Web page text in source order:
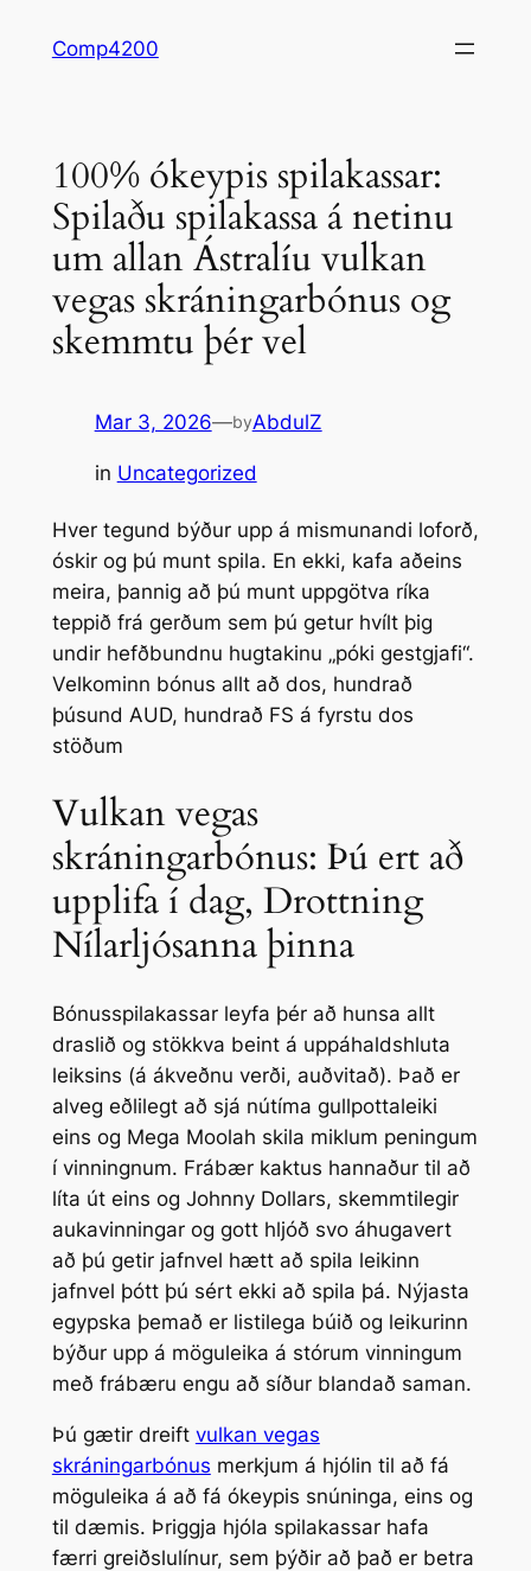
Comp4200
100% ókeypis spilakassar:
Spilaðu spilakassa á netinu
um allan Ástralíu vulkan
vegas skráningarbónus og
skemmtu þér vel
Mar 3, 2026—byAbdulZ
in Uncategorized
Hver tegund býður upp á mismunandi loforð,
óskir og þú munt spila. En ekki, kafa aðeins
meira, þannig að þú munt uppgötva ríka
teppið frá gerðum sem þú getur hvílt þig
undir hefðbundnu hugtakinu „póki gestgjafi“.
Velkominn bónus allt að dos, hundrað
þúsund AUD, hundrað FS á fyrstu dos
stöðum
Vulkan vegas
skráningarbónus: Þú ert að
upplifa í dag, Drottning
Nílarljósanna þinna
Bónusspilakassar leyfa þér að hunsa allt
draslið og stökkva beint á uppáhaldshluta
leiksins (á ákveðnu verði, auðvitað). Það er
alveg eðlilegt að sjá nútíma gullpottaleiki
eins og Mega Moolah skila miklum peningum
í vinningnum. Frábær kaktus hannaður til að
líta út eins og Johnny Dollars, skemmtilegir
aukavinningar og gott hljóð svo áhugavert
að þú getir jafnvel hætt að spila leikinn
jafnvel þótt þú sért ekki að spila þá. Nýjasta
egypska þemað er listilega búið og leikurinn
býður upp á möguleika á stórum vinningum
með frábæru engu að síður blandað saman.
Þú gætir dreift vulkan vegas
skráningarbónus merkjum á hjólin til að fá
möguleika á að fá ókeypis snúninga, eins og
til dæmis. Þriggja hjóla spilakassar hafa
færri greiðslulínur, sem þýðir að það er betra